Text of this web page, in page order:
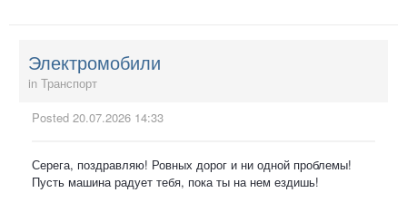
Электромобили
in Транспорт
Posted 20.07.2026 14:33
Серега, поздравляю! Ровных дорог и ни одной проблемы!
Пусть машина радует тебя, пока ты на нем ездишь!